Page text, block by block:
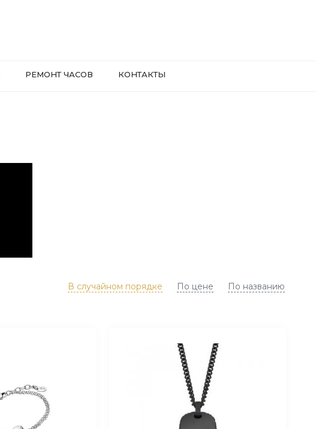
РЕМОНТ ЧАСОВ КОНТАКТЫ
В случайном порядке По цене По названию